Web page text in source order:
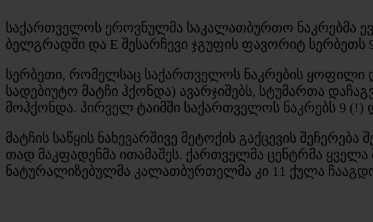
საქართველოს ეროვნულმა საკალათბურთო ნაკრებმა
ბელგრადში და E შესარჩევი ჯგუფის ფავორიტ სერბეთს
სერბეთი, რომელსაც საქართველოს ნაკრების
სადებიუტო მატჩი ჰქონდა) ავარჯიშებს, სტუმართა
მოჰქონდა. პირველ ტაიმში საქართველოს ნაკრებს 9 (!)
მატჩის საწყის ნახევარშივე მეტოქის გაქცევის
თად მაკფადენმა ითამაშეს. ქართველმა ცენტრმა
ნატურალიზებულმა კალათბურთელმა კი 11 ქულა